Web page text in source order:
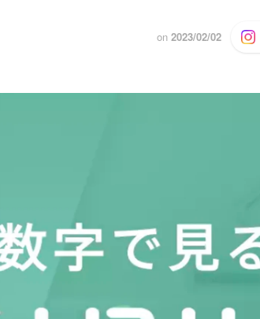
on 2023/02/02